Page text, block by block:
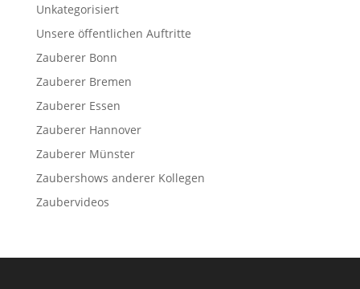
Unkategorisiert
Unsere öffentlichen Auftritte
Zauberer Bonn
Zauberer Bremen
Zauberer Essen
Zauberer Hannover
Zauberer Münster
Zaubershows anderer Kollegen
Zaubervideos